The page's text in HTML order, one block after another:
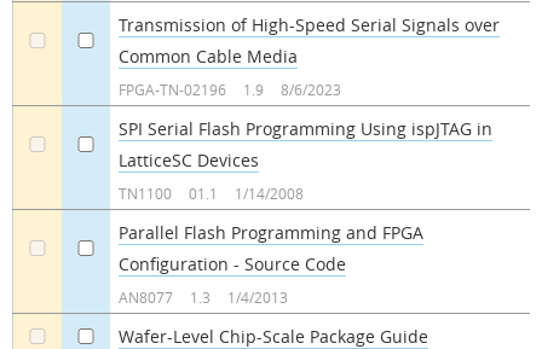
Transmission of High-Speed Serial Signals over
Common Cable Media
FPGA-TN-02196 1.9 8/6/2023
SPI Serial Flash Programming Using ispJTAG in
LatticeSC Devices
TN1100 01.1 1/14/2008
Parallel Flash Programming and FPGA
Configuration - Source Code
AN8077 1.3 1/4/2013
Wafer-Level Chip-Scale Package Guide